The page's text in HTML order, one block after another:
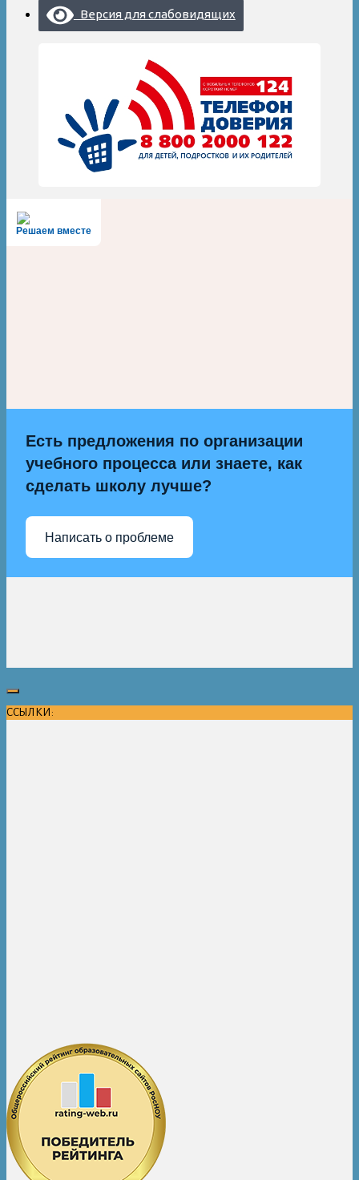
Версия для слабовидящих
Решаем вместе
Есть предложения по организации
учебного процесса или знаете, как
сделать школу лучше?
Написать о проблеме
ССЫЛКИ: